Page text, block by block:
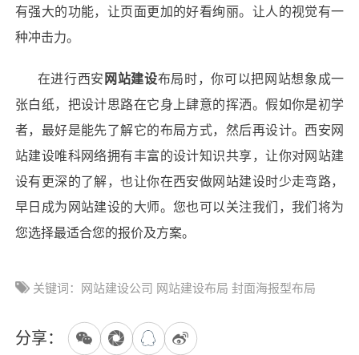
有强大的功能，让页面更加的好看绚丽。让人的视觉有一
种冲击力。
在进行西安 网站建设布局时，你可以把网站想象成一
张白纸，把设计思路在它身上肆意的挥洒。假如你是初学
者，最好是能先了解它的布局方式，然后再设计。西安 网
站建设唯科网络拥有丰富的设计知识共享，让你对网站建
设有更深的了解，也让你在西安做网站建设时少走弯路，
早日成为 网站建设的大师。您也可以关注我们，我们将为
您选择最适合您的报价及方案。
关键词：网站建设公司 网站建设布局 封面海报型布局
分享：